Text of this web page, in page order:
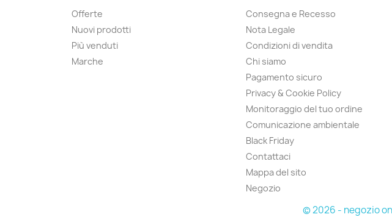
Offerte
Nuovi prodotti
Più venduti
Marche
Consegna e Recesso
Nota Legale
Condizioni di vendita
Chi siamo
Pagamento sicuro
Privacy & Cookie Policy
Monitoraggio del tuo ordine
Comunicazione ambientale
Black Friday
Contattaci
Mappa del sito
Negozio
© 2026 - negozio